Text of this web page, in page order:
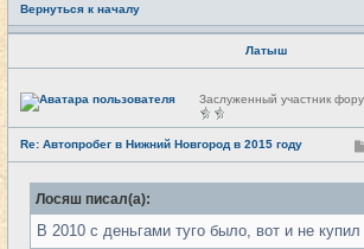
Вернуться к началу
Латыш
Н
е
е
т
Заслуженный участник
Re: Автопробег в Нижний Новгород в 2015 году
Лосяш писал(а):
В 2010 с деньгами туго было, вот и не купил